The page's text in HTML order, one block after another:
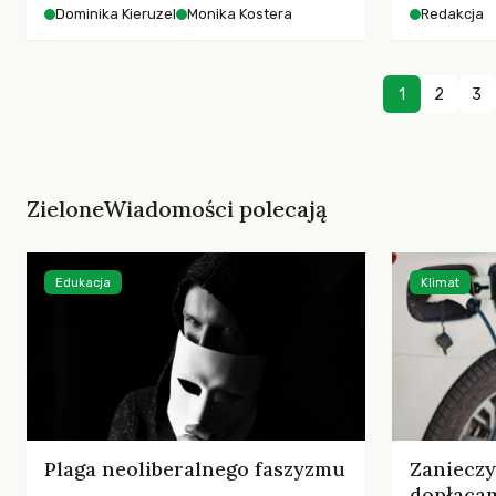
współczesnego miasta.
Dominika Kieruzel Monika Kostera Redakcja
1 2 3
ZieloneWiadomości polecają
Plaga neoliberalnego faszyzmu
Edukacja Klimat